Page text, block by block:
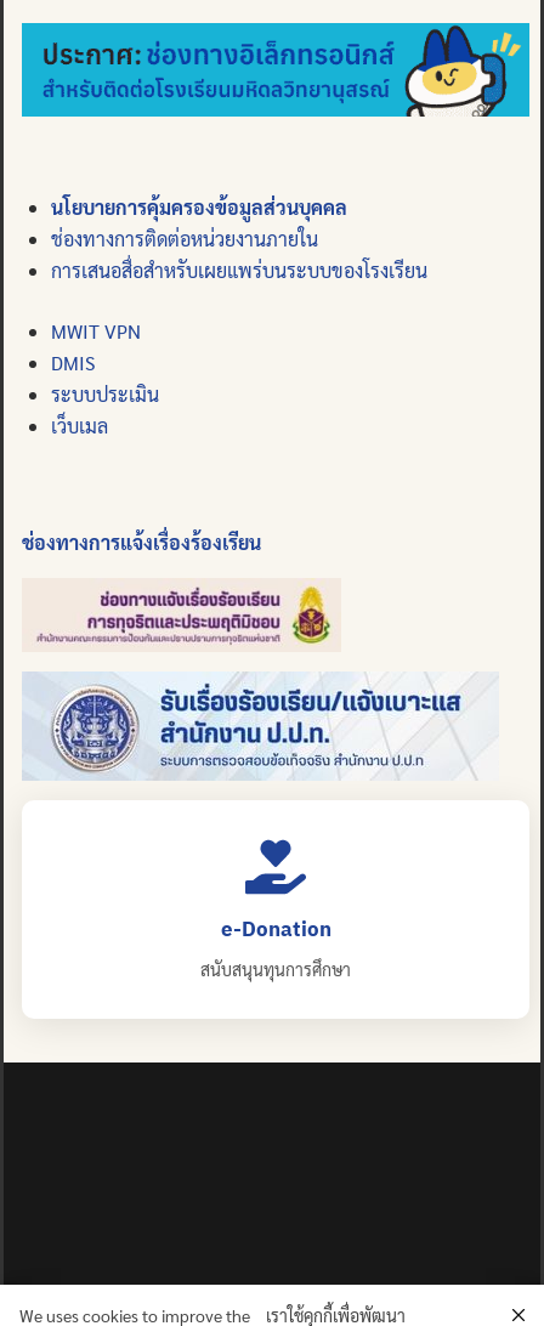
นโยบายการคุ้มครองข้อมูลส่วนบุคคล
ช่องทางการติดต่อหน่วยงานภายใน
การเสนอสื่อสำหรับเผยแพร่บนระบบของโรงเรียน
MWIT VPN
DMIS
ระบบประเมิน
เว็บเมล
ช่องทางการแจ้งเรื่องร้องเรียน
e-Donation
สนับสนุนทุนการศึกษา
We uses cookies to improve the เราใช้คุกกี้เพื่อพัฒนา